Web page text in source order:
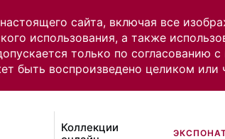
сайта, включая все
использования, а также
только по согласованию
быть воспроизведено целиком
Коллекции